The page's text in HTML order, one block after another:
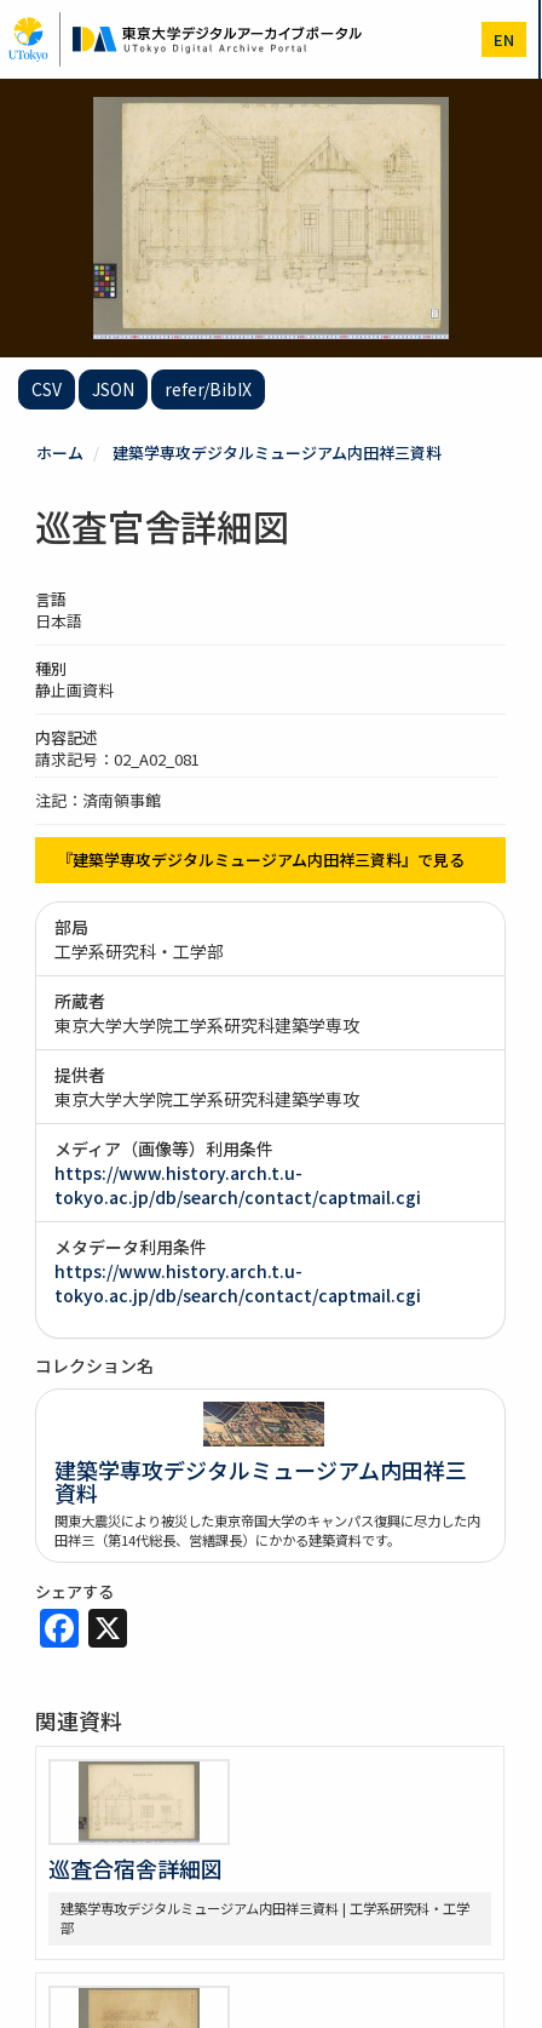
イ
ン
コ
EN
CSV JSON refer/BibIX
ホーム 建築学専攻デジタルミュージアム内田祥三資料
巡査官舎詳細図
言語
日本語
種別
静止画資料
内容記述
請求記号：02_A02_081
注記：済南領事館
『建築学専攻デジタルミュージアム内田祥三資料』で見る
部局
工学系研究科・工学部
所蔵者
東京大学大学院工学系研究科建築学専攻
提供者
東京大学大学院工学系研究科建築学専攻
メディア（画像等）利用条件
https://www.history.arch.t.u-
tokyo.ac.jp/db/search/contact/captmail.cgi
メタデータ利用条件
https://www.history.arch.t.u-
tokyo.ac.jp/db/search/contact/captmail.cgi
コレクション名
建築学専攻デジタルミュージアム内田祥三
資料
関東大震災により被災した東京帝国大学のキャンパス復興に尽力した内
田祥三（第14代総長、営繕課長）にかかる建築資料です。
シェアする
Facebook
関連資料
巡査合宿舎詳細図
建築学専攻デジタルミュージアム内田祥三資料 | 工学系研究科・工学
部